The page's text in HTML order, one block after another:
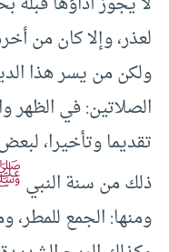
لعذر، وإلا كان من
ولكن من يسر هذا
الصلاتين: في الظهر
تقديما وتأخيرا،
ذلك من سنة النبي
ومنها: الجمع للمطر،